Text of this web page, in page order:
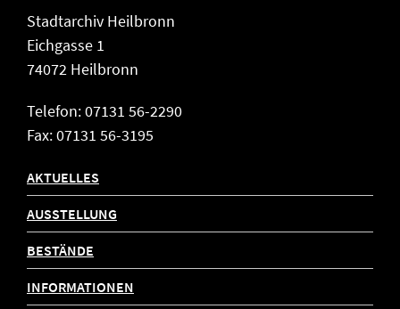
Stadtarchiv Heilbronn
Eichgasse 1
74072 Heilbronn
Telefon: 07131 56-2290
Fax: 07131 56-3195
AKTUELLES
AUSSTELLUNG
BESTÄNDE
INFORMATIONEN